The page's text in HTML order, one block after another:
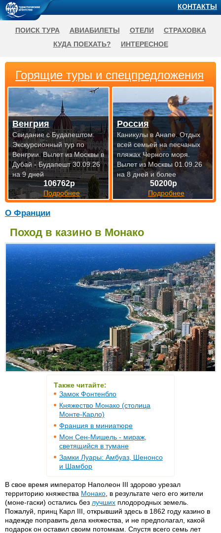
О Франции
Поход в казино в Монако
Также читайте:
Замок Фонтенбло
Княжество Монако (столица
Монте-Карло)
Франция в миниатюре
Мон Сен-Мишель - мираж,
светящийся в тумане
Замки Луары: Амбуаз, Шенонсо
и Шамбор
В свое время император Наполеон III здорово урезал
территорию княжества Монако, в результате чего его жители
(моне-гаски) остались без лучших плодородных земель.
Пожалуй, принц Карл III, открывший здесь в 1862 году казино в
надежде поправить дела княжества, и не предполагал, какой
подарок он оставил своим потомкам. Спустя всего семь лет
Горящие туры и спецпредложения
106762р
Подробнее
Венгрия
Свидание с Будапештом.
Экскурсионный тур по
Венгрии.Вылет из Москвы в
Дубай - Будапешт 30.09.26
на 9 дней
50200р
Подробнее
Россия
Каникулы в Анапе. Отдых
всей семьей на песчаных
пляжах Черного моря.
Вылет из Москвы 01.09.26
на 8 дней и более
КОНТАКТЫ
ПОИСК ТУРА АВИАБИЛЕТЫ ОТЕЛИ
СТРАХОВКА
КУДА ПОЕХАТЬ?
ИНТЕРЕСНОЕ